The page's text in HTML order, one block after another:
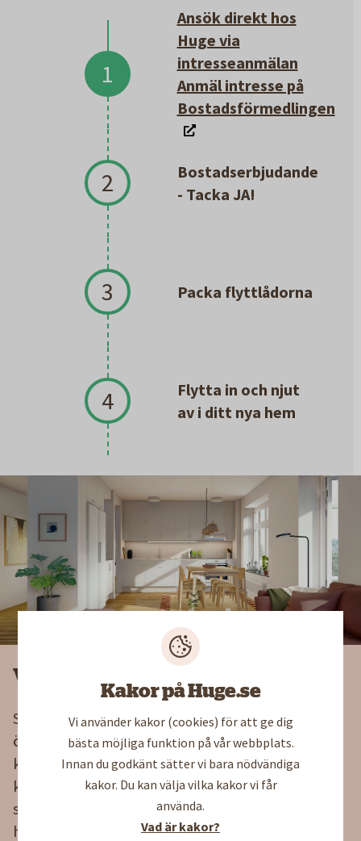
Kakor på Huge.se
Vi använder kakor (cookies) för att ge dig
bästa möjliga funktion på vår webbplats.
Innan du godkänt sätter vi bara nödvändiga
kakor. Du kan välja vilka kakor vi får
använda.
Vad är kakor?
Ansök direkt hos
Huge via
intresseanmälan
Anmäl intresse på
Bostadsförmedlingen
1
Bostadserbjudande
- Tacka JA!
2
Packa flyttlådorna
3
Flytta in och njut
av i ditt nya hem
4
Välkommen hem
Stig in i ett hem med skandinavisk elegans och
öppna, sociala planlösningar. Det moderna
köket har ett stilrent stänkskydd i ljust kakel och
källsorteringsinsatser för miljöhjältar. Avskilda
sovrum erbjuder lugn och återhämtning i en
harmonisk färgpalett.